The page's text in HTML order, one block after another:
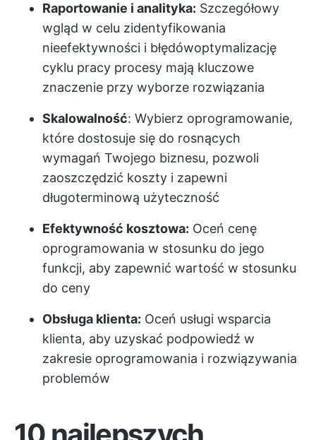
Raportowanie i analityka: Szczegółowy
wgląd w celu zidentyfikowania
nieefektywności i błędówoptymalizację
cyklu pracy procesy mają kluczowe
znaczenie przy wyborze rozwiązania
Skalowalność: Wybierz oprogramowanie,
które dostosuje się do rosnących
wymagań Twojego biznesu, pozwoli
zaoszczędzić koszty i zapewni
długoterminową użyteczność
Efektywność kosztowa: Oceń cenę
oprogramowania w stosunku do jego
funkcji, aby zapewnić wartość w stosunku
do ceny
Obsługa klienta: Oceń usługi wsparcia
klienta, aby uzyskać podpowiedź w
zakresie oprogramowania i rozwiązywania
problemów